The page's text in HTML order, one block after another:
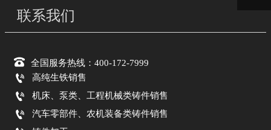
联系我们
 全国服务热线：400-172-7999
 高纯生铁销售
 机床、泵类、工程机械类铸件销售
 汽车零部件、农机装备类铸件销售